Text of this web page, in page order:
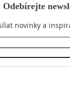
Odebírejte
novinky a